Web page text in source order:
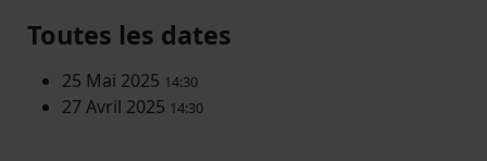
Toutes les dates
25 Mai 2025 14:30
27 Avril 2025 14:30